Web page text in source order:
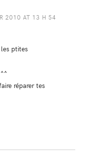
2010 AT 13 H 54
ptites
réparer tes